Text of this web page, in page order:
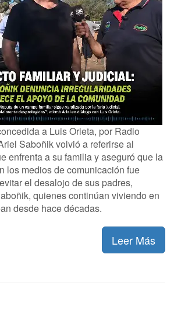
a Luis Orieta, por Radio
Saboñik volvió a referirse al
enfrenta a su familia y aseguró que la
los medios de comunicación fue
el desalojo de sus padres,
quienes continúan viviendo en
desde hace décadas.
Leer Más